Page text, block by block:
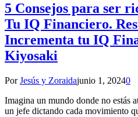
5 Consejos para ser
Tu IQ Financiero.
Incrementa tu IQ
Kiyosaki
Por Jesús y Zoraidajunio 1, 20240
Imagina un mundo donde no estás
un jefe dictando cada movimiento